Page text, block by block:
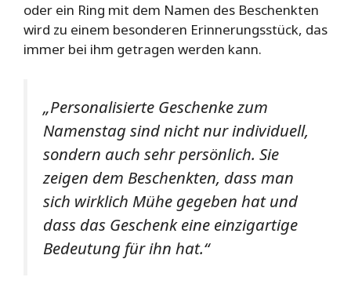
oder ein Ring mit dem Namen des Beschenkten
wird zu einem besonderen Erinnerungsstück, das
immer bei ihm getragen werden kann.
„Personalisierte Geschenke zum
Namenstag sind nicht nur individuell,
sondern auch sehr persönlich. Sie
zeigen dem Beschenkten, dass man
sich wirklich Mühe gegeben hat und
dass das Geschenk eine einzigartige
Bedeutung für ihn hat.“